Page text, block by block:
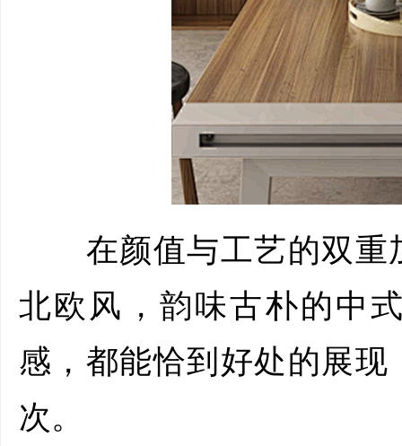
在颜值与工艺的双重
北欧风，韵味古朴的中
感，都能恰到好处的展
次。